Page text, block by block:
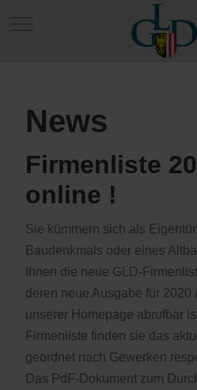
Mobile Menu Toggle
News
Firmenliste
online !
Sie kümmern sich als
Baudenkmals oder eines
Ihnen die neue GLD-
deren neue Ausgabe für 2020
unserer Homepage abrufbar
Firmenliste finden sie das
geordnet nach Gewerken
Das PdF-Dokument zum